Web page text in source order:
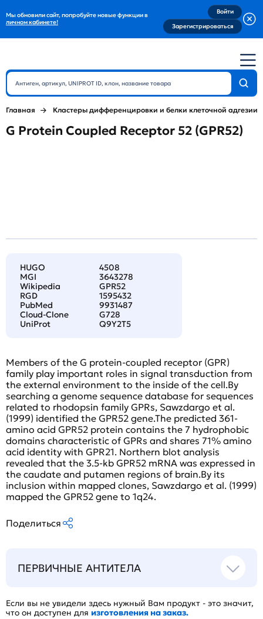
Мы обновили сайт, попробуйте новые функции в
личном кабинете!
Войти
Зарегистрироваться
Главная Кластеры дифференцировки и белки клеточной адгезии
G Protein Coupled Receptor 52 (GPR52)
HUGO
4508
MGI
3643278
Wikipedia
GPR52
RGD
1595432
PubMed
9931487
Cloud-Clone
G728
UniProt
Q9Y2T5
Members of the G protein-coupled receptor (GPR)
family play important roles in signal transduction from
the external environment to the inside of the cell.By
searching a genome sequence database for sequences
related to rhodopsin family GPRs, Sawzdargo et al.
(1999) identified the GPR52 gene.The predicted 361-
amino acid GPR52 protein contains the 7 hydrophobic
domains characteristic of GPRs and shares 71% amino
acid identity with GPR21. Northern blot analysis
revealed that the 3.5-kb GPR52 mRNA was expressed in
the caudate and putamen regions of brain.By its
inclusion within mapped clones, Sawzdargo et al. (1999)
mapped the GPR52 gene to 1q24.
Поделиться
ПЕРВИЧНЫЕ АНТИТЕЛА
Если вы не увидели здесь нужный Вам продукт - это значит,
что он доступен для изготовления на заказ.